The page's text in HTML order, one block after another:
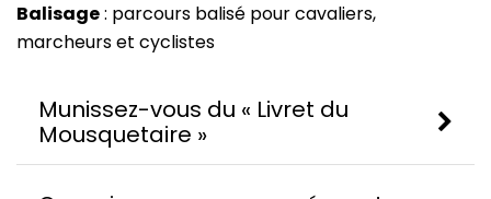
Balisage: parcours balisé pour cavaliers,
marcheurs et cyclistes
Munissez-vous du « Livret du
Mousquetaire »